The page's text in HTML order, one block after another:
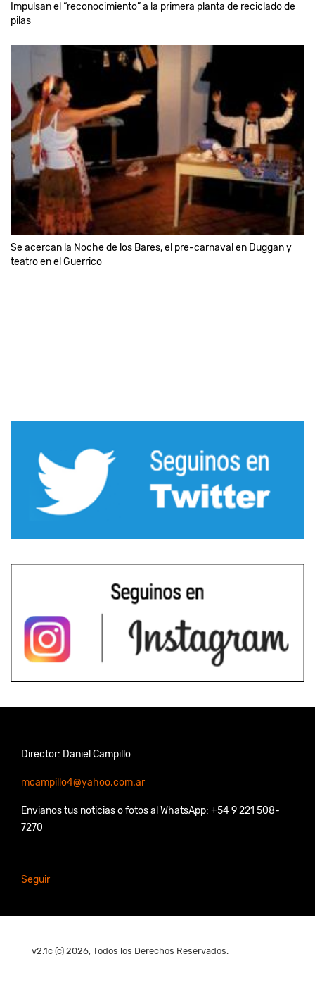
Impulsan el “reconocimiento” a la primera planta de reciclado de
pilas
Se acercan la Noche de los Bares, el pre-carnaval en Duggan y
teatro en el Guerrico
Director: Daniel Campillo
mcampillo4@yahoo.com.ar
Envianos tus noticias o fotos al WhatsApp: +54 9 221 508-
7270
Seguir
v2.1c (c) 2026, Todos los Derechos Reservados.